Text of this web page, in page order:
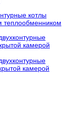
котлы
теплообменником
камерой
камерой